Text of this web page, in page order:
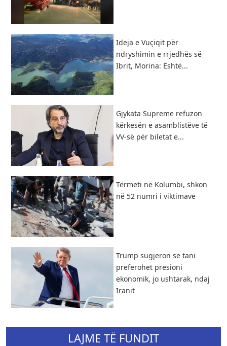
Ideja e Vuçiqit për
ndryshimin e rrjedhës së
Ibrit, Morina: Është...
Gjykata Supreme refuzon
kërkesën e asamblistëve të
VV-së për biletat e...
Tërmeti në Kolumbi, shkon
në 52 numri i viktimave
Trump sugjeron se tani
preferohet presioni
ekonomik, jo ushtarak, ndaj
Iranit
LAJME TË FUNDIT